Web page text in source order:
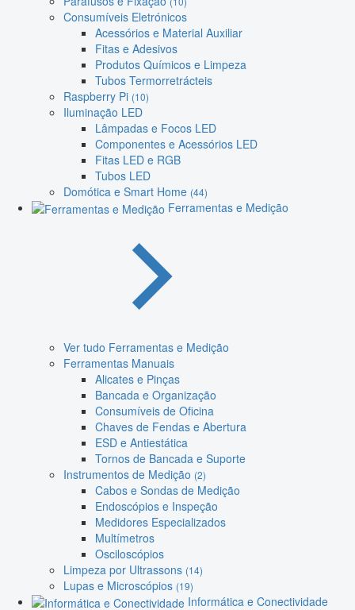
Consumíveis Eletrónicos
Acessórios e Material Auxiliar
Fitas e Adesivos
Produtos Químicos e Limpeza
Tubos Termorretrácteis
Raspberry Pi (10)
Iluminação LED
Lâmpadas e Focos LED
Componentes e Acessórios LED
Fitas LED e RGB
Tubos LED
Domótica e Smart Home (44)
Ferramentas e Medição
Ver tudo Ferramentas e Medição
Ferramentas Manuais
Alicates e Pinças
Bancada e Organização
Consumíveis de Oficina
Chaves de Fendas e Abertura
ESD e Antiestática
Tornos de Bancada e Suporte
Instrumentos de Medição (2)
Cabos e Sondas de Medição
Endoscópios e Inspeção
Medidores Especializados
Multímetros
Osciloscópios
Limpeza por Ultrassons (14)
Lupas e Microscópios (19)
Informática e Conectividade